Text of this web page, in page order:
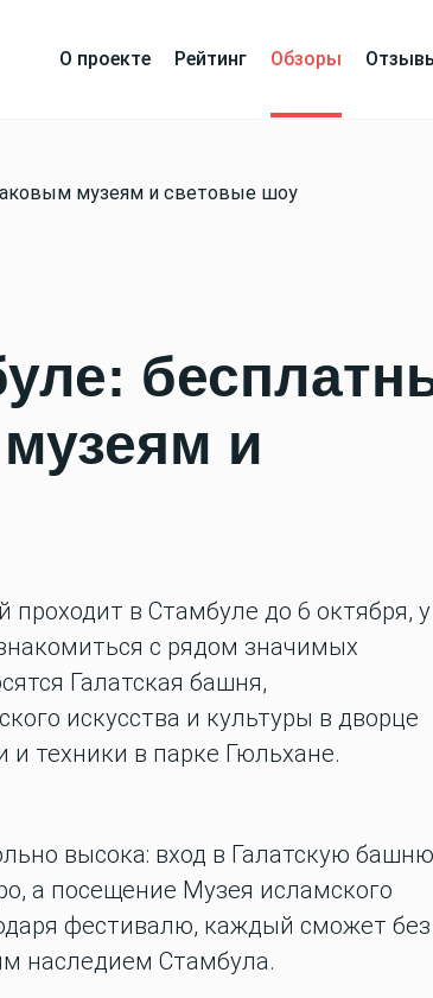
О проекте Рейтинг Обзоры
музеям и световые шоу
и
в Стамбуле до 6 октября, у
с рядом значимых
Галатская башня,
искусства и культуры в дворце
техники в парке Гюльхане.
высока: вход в Галатскую башню
а посещение Музея исламского
фестивалю, каждый сможет без
наследием Стамбула.